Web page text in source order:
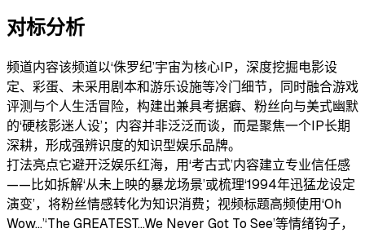
对标分析
频道内容该频道以‘侏罗纪’宇宙为核心IP，深度挖掘电影设
定、彩蛋、未采用剧本和游乐设施等冷门细节，同时融合游戏
评测与个人生活冒险，构建出兼具考据癖、粉丝向与美式幽默
的‘硬核影迷人设’；内容并非泛泛而谈，而是聚焦一个IP长期
深耕，形成强辨识度的知识型娱乐品牌。
打法亮点它避开泛娱乐红海，用‘考古式’内容建立专业信任感
——比如拆解‘从未上映的暴龙场景’或梳理‘1994年迅猛龙设定
演变’，将粉丝情感转化为知识消费；视频标题高频使用‘Oh
Wow…’‘The GREATEST…We Never Got To See’等情绪钩子，